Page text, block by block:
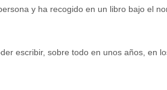
y ha recogido en un libro bajo el
escribir, sobre todo en unos años,